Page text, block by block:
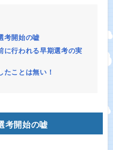
考開始の嘘
に行われる早期選考の実
たことは無い！
考開始の嘘